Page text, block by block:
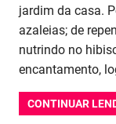
jardim da casa.
azaleias; de
nutrindo no
encantamento,
CONTINUAR